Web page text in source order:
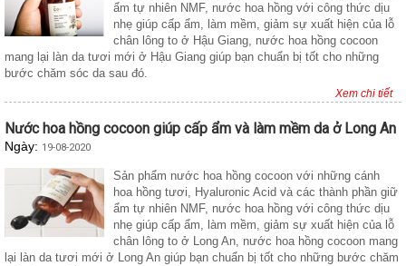
ẩm tự nhiên NMF, nước hoa hồng với công thức dịu
nhẹ giúp cấp ẩm, làm mềm, giảm sự xuất hiện của lỗ
chân lông to ở Hậu Giang, nước hoa hồng cocoon
mang lại làn da tươi mới ở Hậu Giang giúp bạn chuẩn bị tốt cho những
bước chăm sóc da sau đó.
Xem chi tiết
Nước hoa hồng cocoon giúp cấp ẩm và làm mềm da ở Long An
Ngày: 19-08-2020
Sản phẩm nước hoa hồng cocoon với những cánh
hoa hồng tươi, Hyaluronic Acid và các thành phần giữ
ẩm tự nhiên NMF, nước hoa hồng với công thức dịu
nhẹ giúp cấp ẩm, làm mềm, giảm sự xuất hiện của lỗ
chân lông to ở Long An, nước hoa hồng cocoon mang
lại làn da tươi mới ở Long An giúp bạn chuẩn bị tốt cho những bước chăm